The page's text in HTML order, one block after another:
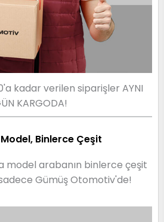
kadar verilen siparişler AYNI
KARGODA!
Binlerce Çeşit
model arabanın binlerce çeşit
Gümüş Otomotiv'de!